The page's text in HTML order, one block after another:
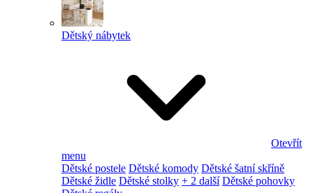
Dětský nábytek
Otevřít
menu
Dětské postele Dětské komody Dětské šatní skříně
Dětské židle Dětské stolky + 2 další Dětské pohovky